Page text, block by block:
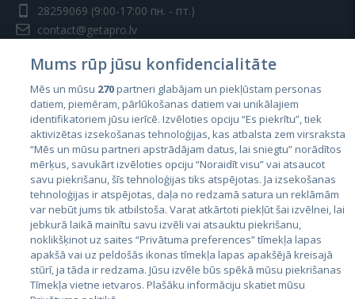
28259069 (9:00-17:00 пн. - пт.)
contact@getapro.lv
Страны
Эстония
Латвия
Литва
Mums rūp jūsu konfidencialitāte
Mēs un mūsu 270partneri glabājam un piekļūstam personas
datiem, piemēram, pārlūkošanas datiem vai unikālajiem
identifikatoriem jūsu ierīcē. Izvēloties opciju “Es piekrītu”, tiek
aktivizētas izsekošanas tehnoloģijas, kas atbalsta zem virsraksta
“Mēs un mūsu partneri apstrādājam datus, lai sniegtu” norādītos
mērķus, savukārt izvēloties opciju “Noraidīt visu” vai atsaucot
savu piekrišanu, šīs tehnoloģijas tiks atspējotas. Ja izsekošanas
tehnoloģijas ir atspējotas, daļa no redzamā satura un reklāmām
var nebūt jums tik atbilstoša. Varat atkārtoti piekļūt šai izvēlnei, lai
jebkurā laikā mainītu savu izvēli vai atsauktu piekrišanu,
noklikšķinot uz saites “Privātuma preferences” tīmekļa lapas
apakšā vai uz peldošās ikonas tīmekļa lapas apakšējā kreisajā
stūrī, ja tāda ir redzama. Jūsu izvēle būs spēkā mūsu piekrišanas
Tīmekļa vietne ietvaros. Plašāku informāciju skatiet mūsu